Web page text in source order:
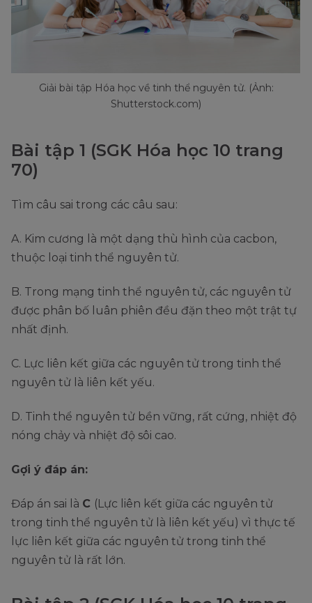
Giải bài tập Hóa học về tinh thể nguyên tử. (Ảnh:
Shutterstock.com)
Bài tập 1 (SGK Hóa học 10 trang
70)
Tìm câu sai trong các câu sau:
A. Kim cương là một dạng thù hình của cacbon,
thuộc loại tinh thể nguyên tử.
B. Trong mạng tinh thể nguyên tử, các nguyên tử
được phân bố luân phiên đều đặn theo một trật tự
nhất định.
C. Lực liên kết giữa các nguyên tử trong tinh thể
nguyên tử là liên kết yếu.
D. Tinh thể nguyên tử bền vững, rất cứng, nhiệt độ
nóng chảy và nhiệt độ sôi cao.
Gợi ý đáp án:
Đáp án sai là C (Lực liên kết giữa các nguyên tử
trong tinh thể nguyên tử là liên kết yếu) vì thực tế
lực liên kết giữa các nguyên tử trong tinh thể
nguyên tử là rất lớn.